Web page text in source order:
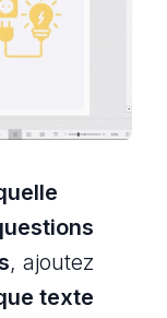
, ajoutez
texte